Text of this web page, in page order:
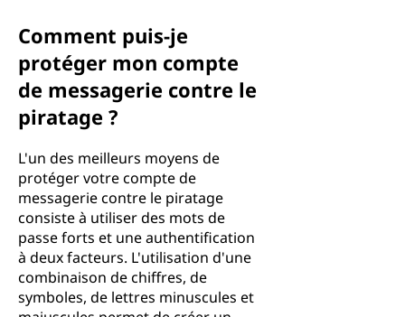
Comment puis-je
protéger mon compte
de messagerie contre le
piratage ?
L'un des meilleurs moyens de
protéger votre compte de
messagerie contre le piratage
consiste à utiliser des mots de
passe forts et une authentification
à deux facteurs. L'utilisation d'une
combinaison de chiffres, de
symboles, de lettres minuscules et